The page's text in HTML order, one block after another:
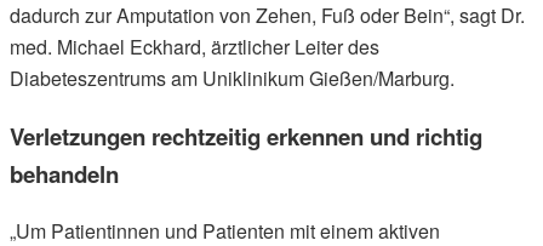
dadurch zur Amputation von Zehen, Fuß oder Bein“, sagt Dr.
med. Michael Eckhard, ärztlicher Leiter des
Diabeteszentrums am Uniklinikum Gießen/Marburg.
Verletzungen rechtzeitig erkennen und richtig
behandeln
„Um Patientinnen und Patienten mit einem aktiven